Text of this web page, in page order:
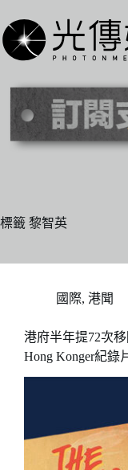
至
主
內
標籤 黎智英
國際, 港聞
港府半年提72次
Hong Konger紀錄